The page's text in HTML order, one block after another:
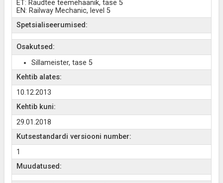
ET: Raudtee teemehaanik, tase 5
EN: Railway Mechanic, level 5
Spetsialiseerumised:
Osakutsed:
Sillameister, tase 5
Kehtib alates:
10.12.2013
Kehtib kuni:
29.01.2018
Kutsestandardi versiooni number:
1
Muudatused: